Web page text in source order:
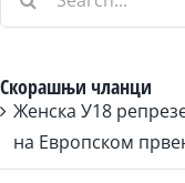
Скорашњи чланци
Женска У18
на Европском